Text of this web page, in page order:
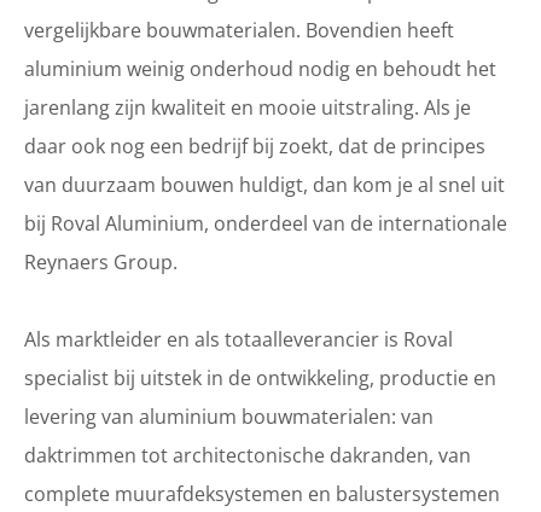
vergelijkbare bouwmaterialen. Bovendien heeft
aluminium weinig onderhoud nodig en behoudt het
jarenlang zijn kwaliteit en mooie uitstraling. Als je
daar ook nog een bedrijf bij zoekt, dat de principes
van duurzaam bouwen huldigt, dan kom je al snel uit
bij Roval Aluminium, onderdeel van de internationale
Reynaers Group.
Als marktleider en als totaalleverancier is Roval
specialist bij uitstek in de ontwikkeling, productie en
levering van aluminium bouwmaterialen: van
daktrimmen tot architectonische dakranden, van
complete muurafdeksystemen en balustersystemen